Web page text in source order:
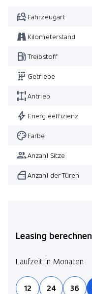
Fahrzeugart
Kilometerstand
Treibstoff
Getriebe
Antrieb
Energieeffizienz
Farbe
Anzahl Sitze
Anzahl der Türen
Leasing berechnen
Laufzeit in Monaten
12 24 36